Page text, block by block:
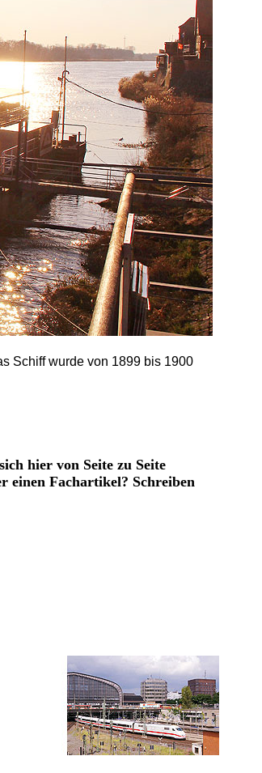
Schiff wurde von 1899 bis 1900
hier von Seite zu Seite
einen Fachartikel? Schreiben